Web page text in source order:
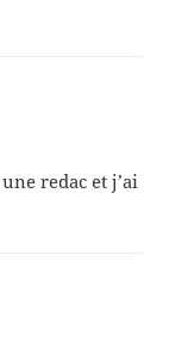
redac et j’ai